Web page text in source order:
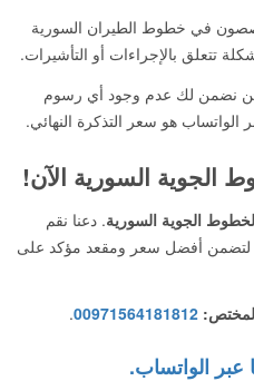
في خطوط الطيران السورية
تتعلق بالإجراءات أو التأشيرات.
نضمن لك عدم وجود أي رسوم
هو سعر التذكرة النهائي.
الجوية السورية الآن!
الجوية السورية. دعنا نقم
لتضمن أفضل سعر ومقعد مؤكد على
00971564181812
.
عبر الواتساب.